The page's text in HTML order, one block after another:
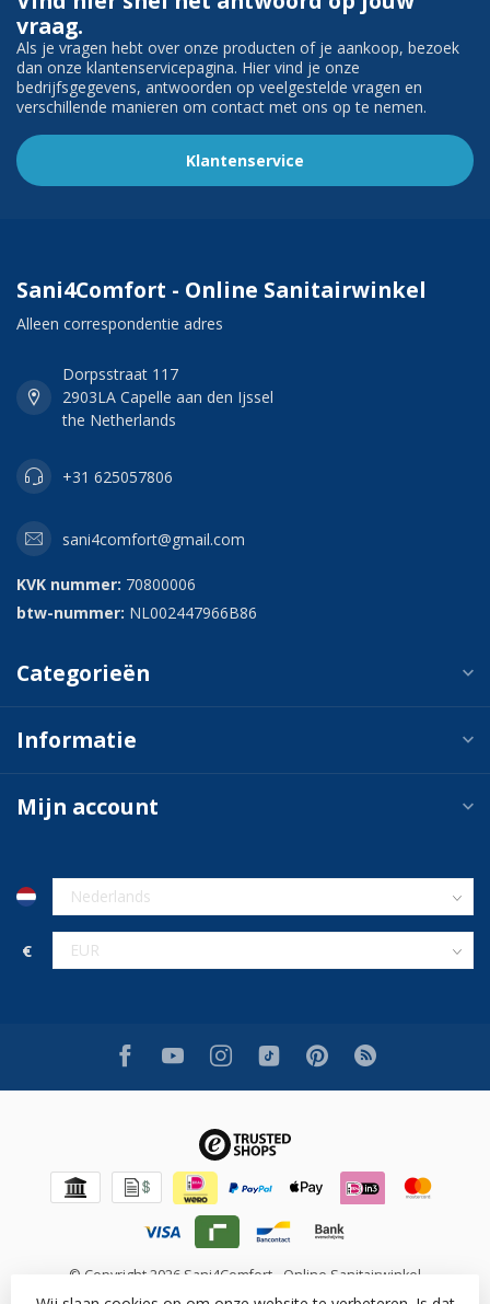
vraag.
Als je vragen hebt over onze producten of je aankoop, bezoek
dan onze klantenservicepagina. Hier vind je onze
bedrijfsgegevens, antwoorden op veelgestelde vragen en
verschillende manieren om contact met ons op te nemen.
Klantenservice
Sani4Comfort - Online Sanitairwinkel
Alleen correspondentie adres
Dorpsstraat 117
2903LA Capelle aan den Ijssel
the Netherlands
+31 625057806
sani4comfort@gmail.com
KVK nummer: 70800006
btw-nummer: NL002447966B86
Categorieën
Informatie
Mijn account
€
© Copyright 2026 Sani4Comfort - Online Sanitairwinkel